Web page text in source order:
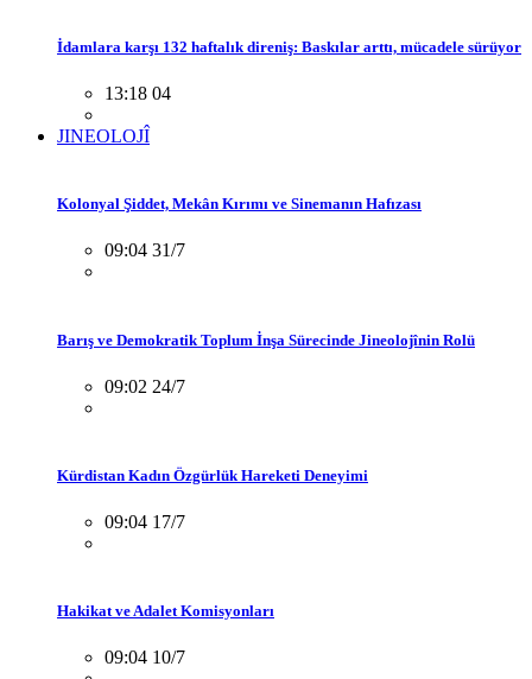
İdamlara karşı 132 haftalık direniş: Baskılar arttı, mücadele sürüyor
13:18 04
JINEOLOJÎ
Kolonyal Şiddet, Mekân Kırımı ve Sinemanın Hafızası
09:04 31/7
Barış ve Demokratik Toplum İnşa Sürecinde Jineolojînin Rolü
09:02 24/7
Kürdistan Kadın Özgürlük Hareketi Deneyimi
09:04 17/7
Hakikat ve Adalet Komisyonları
09:04 10/7